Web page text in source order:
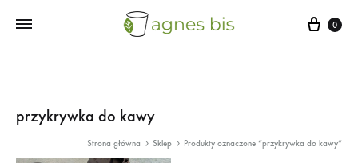
Cart
0
przykrywka do kawy
Strona główna Sklep Produkty oznaczone “przykrywka do kawy”